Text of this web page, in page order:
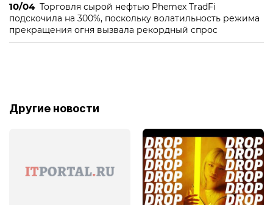
10/04 Торговля сырой нефтью Phemex TradFi
подскочила на 300%, поскольку волатильность режима
прекращения огня вызвала рекордный спрос
Другие новости